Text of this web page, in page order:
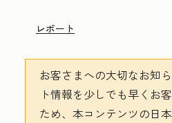
レポート
お客さまへの大切なお知
ト情報を少しでも早くお
ため、本コンテンツの日